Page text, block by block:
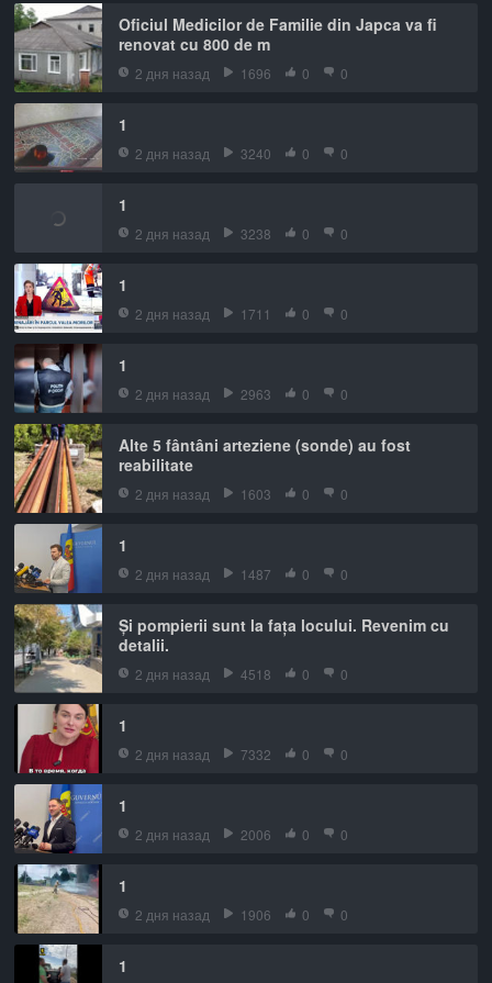
Oficiul Medicilor de Familie din Japca va fi
renovat cu 800 de m
2 дня назад 1696 0 0
1
2 дня назад 3240 0 0
1
2 дня назад 3238 0 0
1
2 дня назад 1711 0 0
1
2 дня назад 2963 0 0
Alte 5 fântâni arteziene (sonde) au fost
reabilitate
2 дня назад 1603 0 0
1
2 дня назад 1487 0 0
Și pompierii sunt la fața locului. Revenim cu
detalii.
2 дня назад 4518 0 0
1
2 дня назад 7332 0 0
1
2 дня назад 2006 0 0
1
2 дня назад 1906 0 0
1